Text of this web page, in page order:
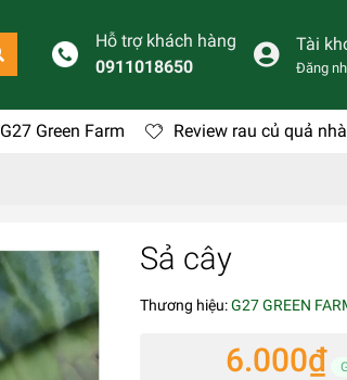
Hỗ trợ khách hàng
0911018650
Tài
Đăng
G27 Green Farm Review rau củ quả
Sả cây
Thương hiệu:G27 GREEN
6.000₫